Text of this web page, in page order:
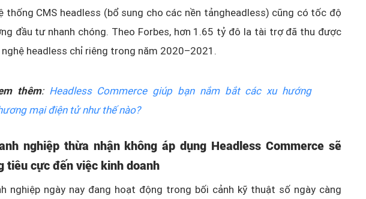
thống CMS headless (bổ sung cho các nền tảngheadless) cũng có tốc độ
đầu tư nhanh chóng. Theo Forbes, hơn 1.65 tỷ đô la tài trợ đã thu được
headless chỉ riêng trong năm 2020–2021.
thêm: Headless Commerce giúp bạn nắm bắt các xu hướng
mại điện tử như thế nào?
nghiệp thừa nhận không áp dụng Headless Commerce sẽ
tiêu cực đến việc kinh doanh
nghiệp ngày nay đang hoạt động trong bối cảnh kỹ thuật số ngày càng